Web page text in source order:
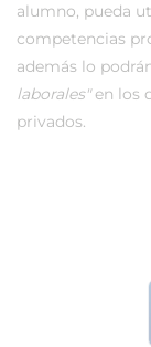
alumno, pueda
competencias
además lo
laborales"en los
privados.